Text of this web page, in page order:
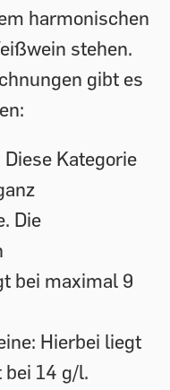
harmonischen
stehen.
gibt es
Diese Kategorie
Die
bei maximal 9
Hierbei liegt
bei 14 g/l.